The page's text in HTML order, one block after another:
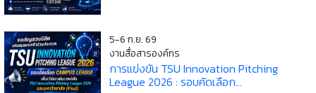
5-6 ก.ย. 69
งานสื่อสารองค์กร
การแข่งขัน TSU Innovation Pitching
League 2026 : รอบคัดเลือก...